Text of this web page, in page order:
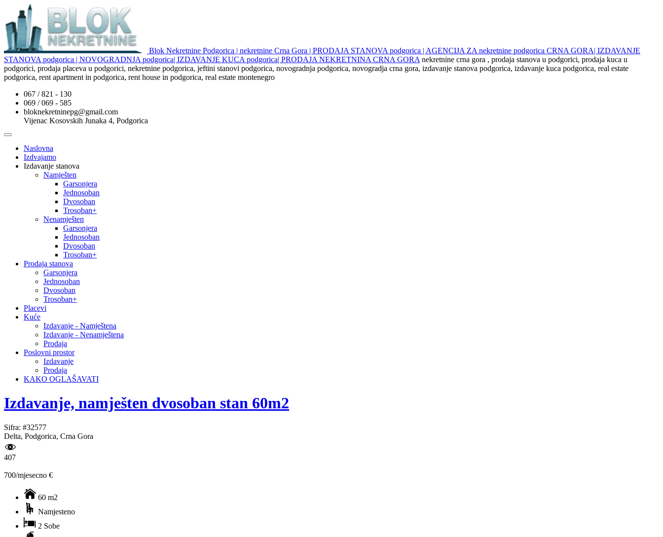
Blok Nekretnine Podgorica | nekretnine Crna Gora | PRODAJA STANOVA podgorica | AGENCIJA ZA nekretnine podgorica CRNA GORA| IZDAVANJE
STANOVA podgorica | NOVOGRADNJA podgorica| IZDAVANJE KUCA podgorica| PRODAJA NEKRETNINA CRNA GORA nekretnine crna gora , prodaja stanova u podgorici, prodaja kuca u
podgorici, prodaja placeva u podgorici, nekretnine podgorica, jeftini stanovi podgorica, novogradnja podgorica, novogradja crna gora, izdavanje stanova podgorica, izdavanje kuca podgorica, real estate
podgorica, rent apartment in podgorica, rent house in podgorica, real estate montenegro
067 / 821 - 130
069 / 069 - 585
bloknekretninepg@gmail.com
Vijenac Kosovskih Junaka 4, Podgorica
Naslovna
Izdvajamo
Izdavanje stanova
Namješten
Garsonjera
Jednosoban
Dvosoban
Trosoban+
Nenamješten
Garsonjera
Jednosoban
Dvosoban
Trosoban+
Prodaja stanova
Garsonjera
Jednosoban
Dvosoban
Trosoban+
Placevi
Kuće
Izdavanje - Namještena
Izdavanje - Nenamještena
Prodaja
Poslovni prostor
Izdavanje
Prodaja
KAKO OGLAŠAVATI
Izdavanje, namješten dvosoban stan 60m2
Sifra: #32577
Delta, Podgorica, Crna Gora
407
700/mjesecno €
60 m2
Namjesteno
2 Sobe